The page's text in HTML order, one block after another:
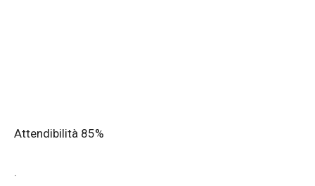
Attendibilità 85%
.